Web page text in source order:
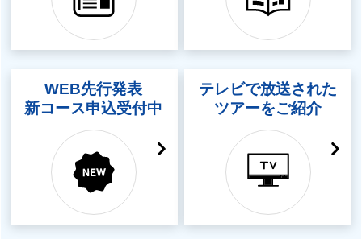
WEB先行発表
新コース申込受付中
テレビで放送された
ツアーをご紹介